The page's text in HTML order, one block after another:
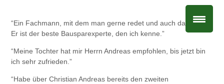
“Ein Fachmann, mit dem man gerne redet und auch dazulernt.
Er ist der beste Bausparexperte, den ich kenne.”
“Meine Tochter hat mir Herrn Andreas empfohlen, bis jetzt bin
ich sehr zufrieden.”
“Habe über Christian Andreas bereits den zweiten